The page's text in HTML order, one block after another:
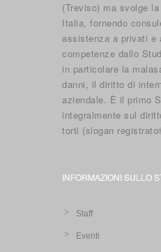
(Treviso) ma svolge
Italia, fornendo
assistenza a privati e
competenze dallo
in particolare la
danni, il diritto di
aziendale. È il primo
integralmente sul
torti (slogan
INFORMAZIONI SULLO
Staff
Eventi